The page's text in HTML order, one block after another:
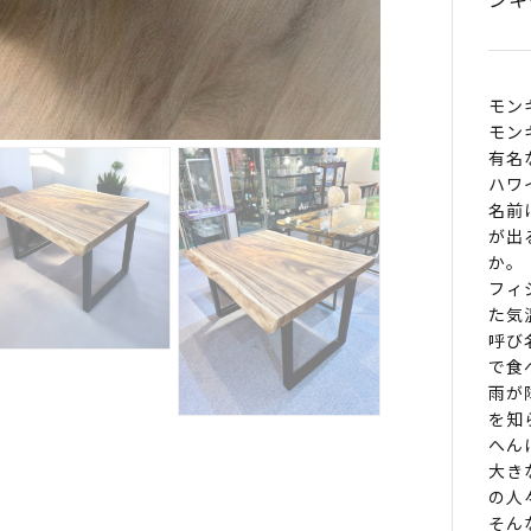
ル
モ
モン
有名
ハワ
名前
が出
か。
フィ
た気
呼び
で食
雨が
を知
へん
大き
の人
そん